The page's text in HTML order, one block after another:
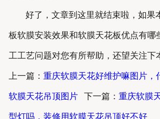
好了，文章到这里就结束啦，如果
板软膜安装效果和软膜天花板优点有哪
工工艺问题对您有所帮助，还望关注下
上一篇： 重庆软膜天花好维护嘛图片，
软膜天花吊顶图片下一篇： 重庆软膜
型灯吗，装修用软膜天花吊顶好不好